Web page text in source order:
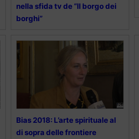
nella sfida tv de “Il borgo dei
borghi”
Bias 2018: L’arte spirituale al
di sopra delle frontiere